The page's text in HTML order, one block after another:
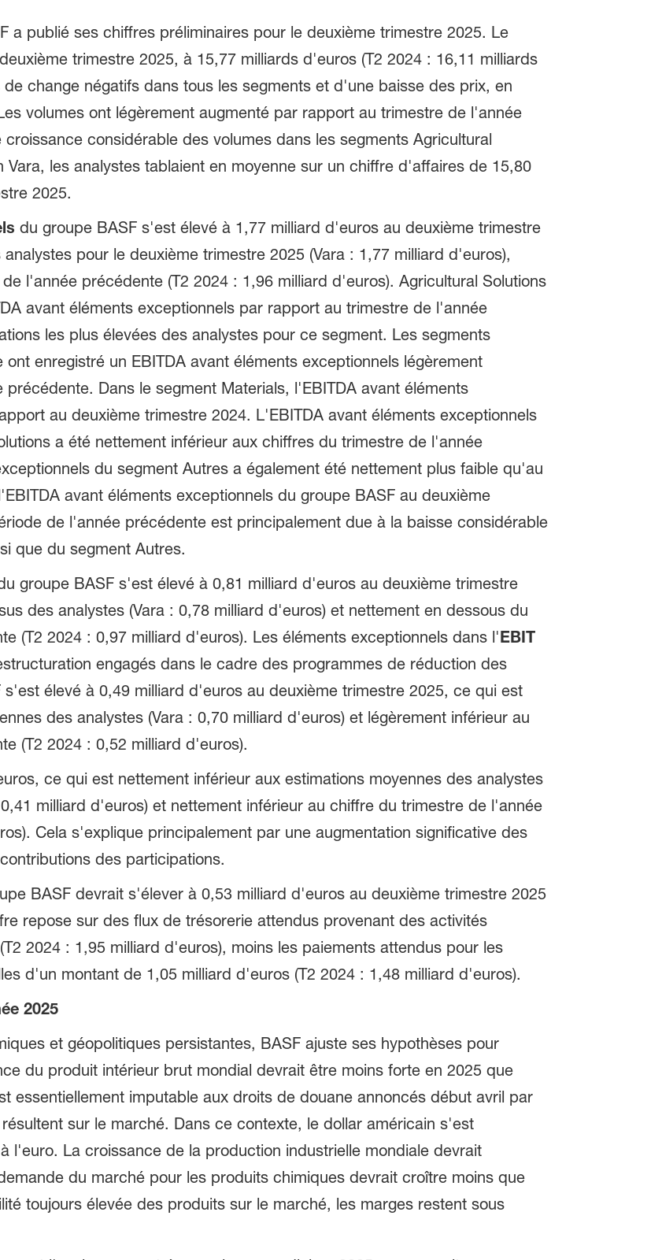
a publié ses chiffres préliminaires pour le deuxième trimestre 2025. Le
trimestre 2025, à 15,77 milliards d'euros (T2 2024 : 16,11 milliards
change négatifs dans tous les segments et d'une baisse des prix, en
volumes ont légèrement augmenté par rapport au trimestre de l'année
considérable des volumes dans les segments Agricultural
Vara, les analystes tablaient en moyenne sur un chiffre d'affaires de 15,80
2025.
du groupe BASF s'est élevé à 1,77 milliard d'euros au deuxième trimestre
pour le deuxième trimestre 2025 (Vara : 1,77 milliard d'euros),
l'année précédente (T2 2024 : 1,96 milliard d'euros). Agricultural Solutions
avant éléments exceptionnels par rapport au trimestre de l'année
les plus élevées des analystes pour ce segment. Les segments
enregistré un EBITDA avant éléments exceptionnels légèrement
Dans le segment Materials, l'EBITDA avant éléments
au deuxième trimestre 2024. L'EBITDA avant éléments exceptionnels
a été nettement inférieur aux chiffres du trimestre de l'année
du segment Autres a également été nettement plus faible qu'au
avant éléments exceptionnels du groupe BASF au deuxième
de l'année précédente est principalement due à la baisse considérable
que du segment Autres.
groupe BASF s'est élevé à 0,81 milliard d'euros au deuxième trimestre
des analystes (Vara : 0,78 milliard d'euros) et nettement en dessous du
(T2 2024 : 0,97 milliard d'euros). Les éléments exceptionnels dans l'EBIT
engagés dans le cadre des programmes de réduction des
élevé à 0,49 milliard d'euros au deuxième trimestre 2025, ce qui est
des analystes (Vara : 0,70 milliard d'euros) et légèrement inférieur au
(T2 2024 : 0,52 milliard d'euros).
ce qui est nettement inférieur aux estimations moyennes des analystes
milliard d'euros) et nettement inférieur au chiffre du trimestre de l'année
Cela s'explique principalement par une augmentation significative des
des participations.
BASF devrait s'élever à 0,53 milliard d'euros au deuxième trimestre 2025
repose sur des flux de trésorerie attendus provenant des activités
2024 : 1,95 milliard d'euros), moins les paiements attendus pour les
d'un montant de 1,05 milliard d'euros (T2 2024 : 1,48 milliard d'euros).
2025
et géopolitiques persistantes, BASF ajuste ses hypothèses pour
du produit intérieur brut mondial devrait être moins forte en 2025 que
essentiellement imputable aux droits de douane annoncés début avril par
sur le marché. Dans ce contexte, le dollar américain s'est
l'euro. La croissance de la production industrielle mondiale devrait
du marché pour les produits chimiques devrait croître moins que
toujours élevée des produits sur le marché, les marges restent sous